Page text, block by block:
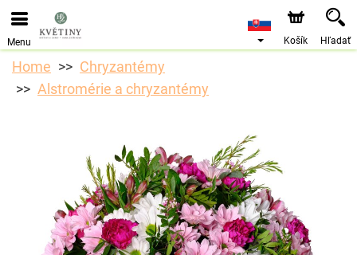
Objednávky prijímame prostredníctvom nášho e-shopu.
Najskorší možný termín doručenia je od 10.8.2026 z
Menu Košík Hľadať
Home
Chryzantémy
Alstromérie a chryzantémy